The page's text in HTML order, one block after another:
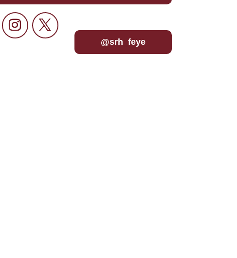
@srh_feye